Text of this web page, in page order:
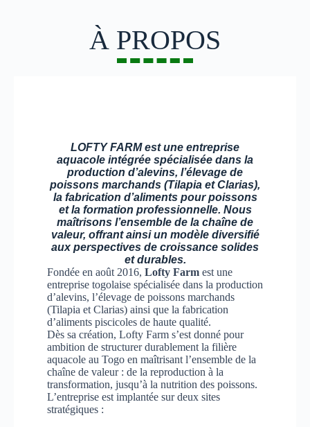
À PROPOS
LOFTY FARM est une entreprise
aquacole intégrée spécialisée dans la
production d’alevins, l’élevage de
poissons marchands (Tilapia et Clarias),
la fabrication d’aliments pour poissons
et la formation professionnelle. Nous
maîtrisons l’ensemble de la chaîne de
valeur, offrant ainsi un modèle diversifié
aux perspectives de croissance solides
et durables.
Fondée en août 2016, Lofty Farm est une
entreprise togolaise spécialisée dans la production
d’alevins, l’élevage de poissons marchands
(Tilapia et Clarias) ainsi que la fabrication
d’aliments piscicoles de haute qualité.
Dès sa création, Lofty Farm s’est donné pour
ambition de structurer durablement la filière
aquacole au Togo en maîtrisant l’ensemble de la
chaîne de valeur : de la reproduction à la
transformation, jusqu’à la nutrition des poissons.
L’entreprise est implantée sur deux sites
stratégiques :